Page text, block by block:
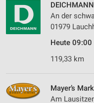
An der
01979
Heute 09:00
119,33 km
Mayer’s
Am
Verwendung reduzierter
Werbeanzeigen
Erstellung von Profilen
Erstellung von Profilen